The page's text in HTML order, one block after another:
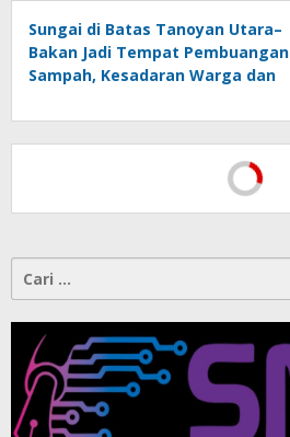
Sungai di Batas Tanoyan Utara–
Bakan Jadi Tempat Pembuangan
Sampah, Kesadaran Warga dan
Dipertanyakan
untuk: